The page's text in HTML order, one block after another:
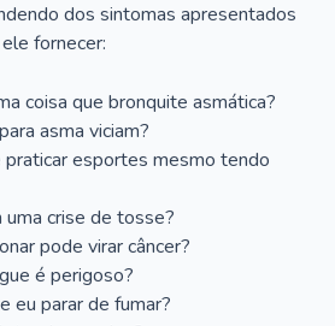
dos sintomas apresentados
fornecer:
coisa que bronquite asmática?
asma viciam?
esportes mesmo tendo
uma crise de tosse?
pode virar câncer?
é perigoso?
eu parar de fumar?